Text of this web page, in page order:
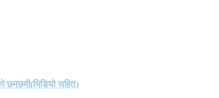
छमछमी(भिडियो सहित)